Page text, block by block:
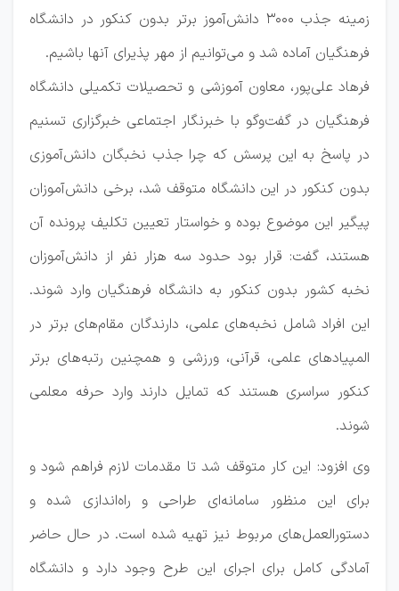
زمینه جذب ۳۰۰۰ دانش‌آموز برتر بدون کنکور در دانشگاه
فرهنگیان آماده شد و می‌توانیم از مهر پذیرای آنها باشیم.
فرهاد علی‌پور، معاون آموزشی و تحصیلات تکمیلی دانشگاه
فرهنگیان در گفت‌وگو با خبرنگار اجتماعی خبرگزاری تسنیم
در پاسخ به این پرسش که چرا جذب نخبگان دانش‌آموزی
بدون کنکور در این دانشگاه متوقف شد، برخی دانش‌آموزان
پیگیر این موضوع بوده و خواستار تعیین تکلیف پرونده آن
هستند، گفت: قرار بود حدود سه هزار نفر از دانش‌آموزان
نخبه کشور بدون کنکور به دانشگاه فرهنگیان وارد شوند.
این افراد شامل نخبه‌های علمی، دارندگان مقام‌های برتر در
المپیادهای علمی، قرآنی، ورزشی و همچنین رتبه‌های برتر
کنکور سراسری هستند که تمایل دارند وارد حرفه معلمی
شوند.
وی افزود: این کار متوقف شد تا مقدمات لازم فراهم شود و
برای این منظور سامانه‌ای طراحی و راه‌اندازی شده و
دستورالعمل‌های مربوط نیز تهیه شده است. در حال حاضر
آمادگی کامل برای اجرای این طرح وجود دارد و دانشگاه